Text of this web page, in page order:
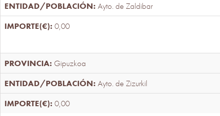
Ayto. de Zaldibar
0,00
Gipuzkoa
Ayto. de Zizurkil
0,00